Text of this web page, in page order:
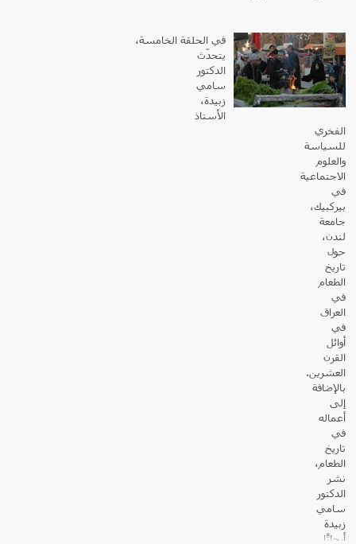
في الحلقة الخامسة،
يتحدّث
الدكتور
سامي
زبيدة،
الأستاذ
الفخري
للسياسة
والعلوم
الاجتماعية
في
بيركبيك،
جامعة
لندن،
حول
تاريخ
الطعام
في
العراق
في
أوائل
القرن
العشرين.
بالإضافة
إلى
أعماله
في
تاريخ
الطعام،
نشر
الدكتور
سامي
زبيدة
أبحاثًا